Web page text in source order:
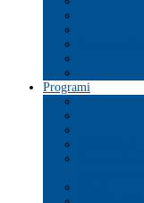
Programi